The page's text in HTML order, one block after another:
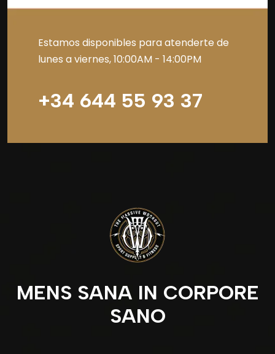
Estamos disponibles para atenderte de
lunes a viernes, 10:00AM - 14:00PM
+34 644 55 93 37
MENS SANA IN CORPORE
SANO